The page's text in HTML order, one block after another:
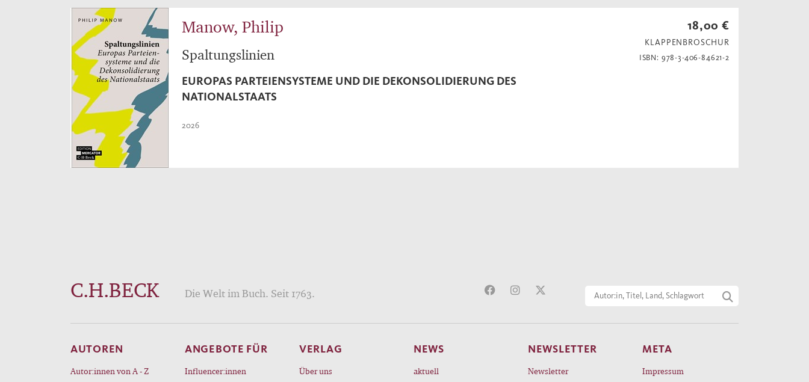
Manow, Philip
Spaltungslinien
EUROPAS PARTEIENSYSTEME UND DIE DEKONSOLIDIERUNG DES
NATIONALSTAATS
2026
18,00 €
KLAPPENBROSCHUR
ISBN: 978-3-406-84621-2
C.H.BECK Die Welt im Buch. Seit 1763.
AUTOREN
Autor:innen von A - Z
ANGEBOTE FÜR
Influencer:innen
VERLAG
Über uns
NEWS
aktuell
NEWSLETTER
Newsletter
META
Impressum